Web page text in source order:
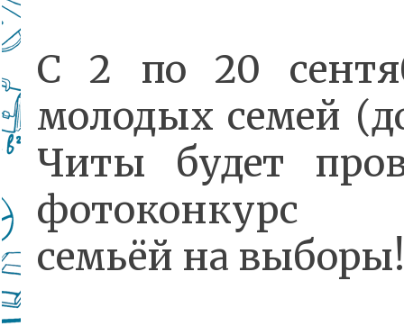
С 2 по 20
молодых семей
Читы будет
фотоконкурс
семьёй на